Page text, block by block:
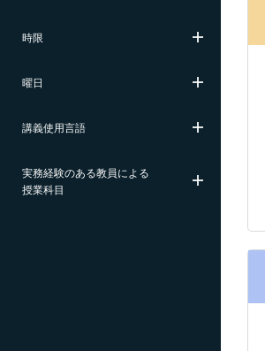
時限
曜日
講義使用言語
実務経験のある教員による
授業科目